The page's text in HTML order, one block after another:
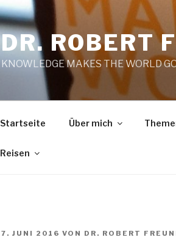
DR. ROBERT
KNOWLEDGE MAKES THE WORLD
Startseite Über mich
Reisen
VERÖFFENTLICHT
7. JUNI 2016 VON DR. ROBERT